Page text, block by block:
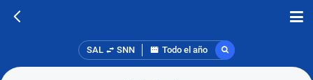
SAL SNN Todo el año